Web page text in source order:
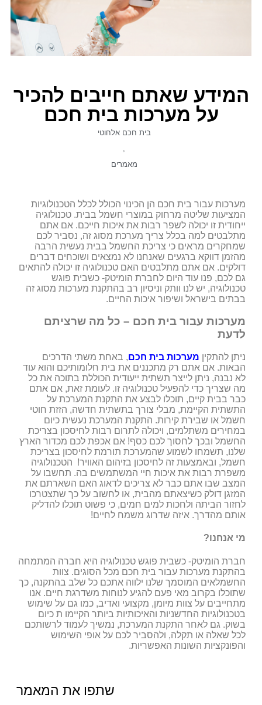
המידע שאתם חייבים להכיר
על מערכות בית חכם
בית חכם אלחוטי
מאמרים
מערכות עבור בית חכם הן הכינוי הכולל לכלל הטכנולוגיות
המציעות שליטה מרחוק במוצרי חשמל בבית. טכנולוגיה
ייחודית זו יכולה לשפר רבות את איכות חייכם. אם אתם
מתלבטים למה בכלל צריך מערכת מסוג זה, נסביר לכם
שמחקרים מראים כי צריכת החשמל בבית נעשית הרבה
מהזמן דווקא ברגעים שאנחנו לא נמצאים ושוכחים דברים
דולקים. אם אתם מתלבטים האם טכנולוגיה זו יכולה להתאים
גם לכם, פנו עוד היום לחברת הומיטק- כשבית פוגש
טכנולוגיה, יש לנו וותק וניסיון רב בהתקנת מערכות מסוג זה
בבתים בישראל ושיפור איכות החיים.
מערכות עבור בית חכם – כל מה שרציתם
לדעת
ניתן להתקין מערכות בית חכם, באחת משתי הדרכים
הבאות. אם אתם רק מתכננים את בית חלומותיכם והוא עוד
לא נבנה, ניתן לייצר תשתית ייעודית הכוללת בתוכה את כל
מה שצריך כדי להפעיל טכנולוגיה זו. לעומת זאת, אם אתם
כבר בבית קיים, תוכלו לבצע את התקנת המערכת על
התשתית הקיימת, מבלי צורך בתשתית חדשה, הזזת חוטי
חשמל או שבירת קירות. התקנת המערכת נעשית כיום
במחירים משתלמים, ויכולה לתרום רבות לחיסכון בצריכת
החשמל ובכך לחסוך לכם כסף! אם אכפת לכם מכדור הארץ
שלנו, תשמחו לשמוע שהמערכת תורמת לחיסכון בצריכת
חשמל, ובאמצעות זה לחיסכון בזיהום האוויר! הטכנולוגיה
משפרת רבות את איכות חיי המשתמשים בה. תחשבו על
המצב שבו אתם כבר לא צריכים לדאוג האם השארתם את
המזגן דולק כשיצאתם מהבית, או לחשוב על כך שתצטרכו
לחזור הביתה ולחכות למים חמים, כי פשוט תוכלו להדליק
אותם מהדרך. איזה שדרוג משמח לחיים!
מי אנחנו?
חברת הומיטק- כשבית פוגש טכנולוגיה היא חברה המתמחה
בהתקנת מערכות עבור בית חכם מכל הסוגים. צוות
החשמלאים המוסמך שלנו ילווה אתכם כל שלב בהתקנה, כך
שתוכלו בקרוב מאי פעם להגיע לנוחות משדרגת חיים. אנו
מתחייבים על צוות מיומן, מקצועי ואדיב, כמו גם על שימוש
בטכנולוגיות החדשניות והאיכותיות ביותר הקיימו ת כיום
בשוק. גם לאחר התקנת המערכת, נמשיך לעמוד לרשותכם
לכל שאלה או תקלה, ולהסביר לכם על אופי השימוש
והפונקציות השונות האפשריות.
שתפו את המאמר